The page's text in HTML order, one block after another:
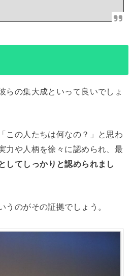
らの集大成といって良いでしょ
この人たちは何なの？」と思わ
力や人柄を徐々に認められ、最
してしっかりと認められまし
うのがその証拠でしょう。